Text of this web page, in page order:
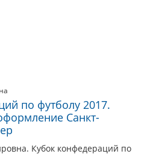
по футболу 2017.
Санкт-
Кубок конфедераций по